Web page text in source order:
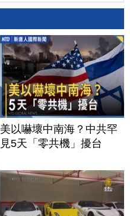
美以嚇壞中南海？中共罕
見5天「零共機」擾台